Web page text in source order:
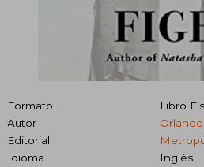
Formato
Libro
Autor
Editorial
Idioma
Inglés